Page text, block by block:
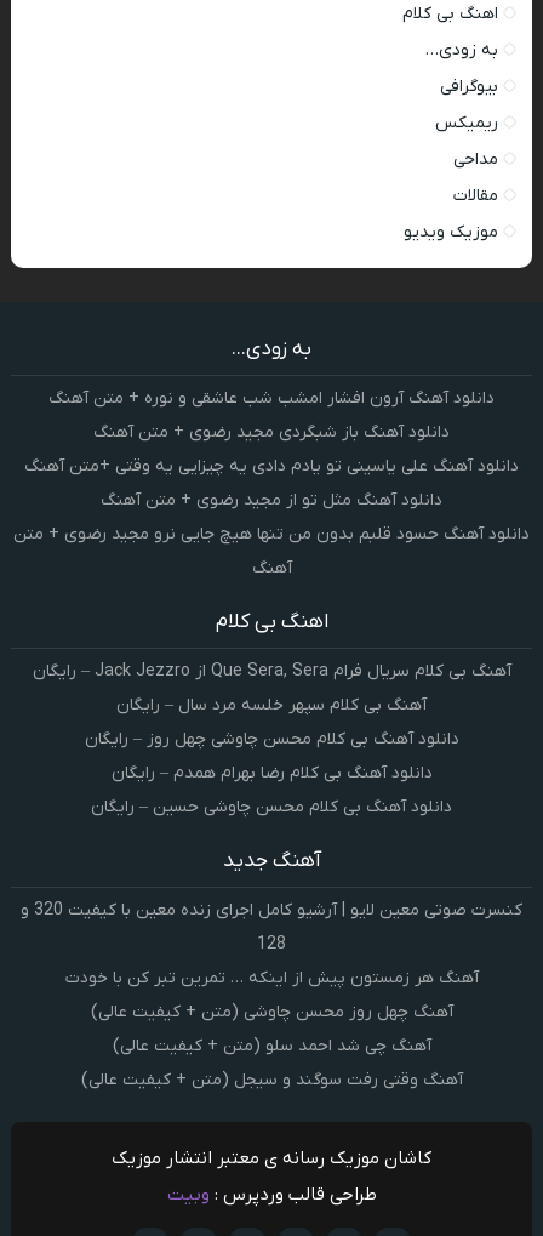
اهنگ بی کلام
به زودی…
بیوگرافی
ریمیکس
مداحی
مقالات
موزیک ویدیو
به زودی...
دانلود آهنگ آرون افشار امشب شب عاشقی و نوره + متن آهنگ
دانلود آهنگ باز شبگردی مجید رضوی + متن آهنگ
دانلود آهنگ علی یاسینی تو یادم دادی یه چیزایی یه وقتی +متن آهنگ
دانلود آهنگ مثل تو از مجید رضوی + متن آهنگ
دانلود آهنگ حسود قلبم بدون من تنها هیچ جایی نرو مجید رضوی + متن
آهنگ
اهنگ بی کلام
آهنگ بی کلام سریال فرام Que Sera, Sera از Jack Jezzro – رایگان
آهنگ بی کلام سپهر خلسه مرد سال – رایگان
دانلود آهنگ بی کلام محسن چاوشی چهل روز – رایگان
دانلود آهنگ بی کلام رضا بهرام همدم – رایگان
دانلود آهنگ بی کلام محسن چاوشی حسین – رایگان
آهنگ جدید
کنسرت صوتی معین لایو | آرشیو کامل اجرای زنده معین با کیفیت 320 و
128
آهنگ هر زمستون پیش از اینکه … تمرین تبر کن با خودت
آهنگ چهل روز محسن چاوشی (متن + کیفیت عالی)
آهنگ چی شد احمد سلو (متن + کیفیت عالی)
آهنگ وقتی رفت سوگند و سیجل (متن + کیفیت عالی)
کاشان موزیک رسانه ی معتبر انتشار موزیک
طراحی قالب وردپرس : وبیت